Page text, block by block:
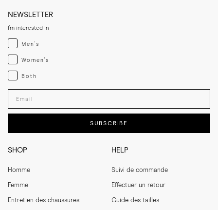
chauds.
SHOP
Homme
Femme
Entretien des chaussures
HELP
Suivi de commande
Effectuer un retour
Guide des tailles
NEWSLETTER
I'm interested in
Menswear
Men's
Womenswear
Women's
Both
Both
Enter your email adress
SUBSCRIBE